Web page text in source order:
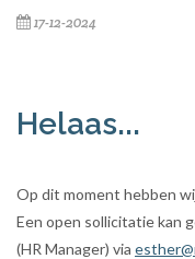
17-12-2024
Helaas...
Op dit moment hebben
Een open sollicitatie kan
(HR Manager) via